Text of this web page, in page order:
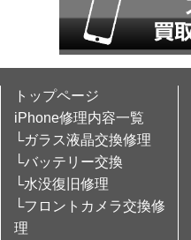
トップページ
iPhone修理内容一覧
└ガラス液晶交換修理
└バッテリー交換
└水没復旧修理
└フロントカメラ交換修
理